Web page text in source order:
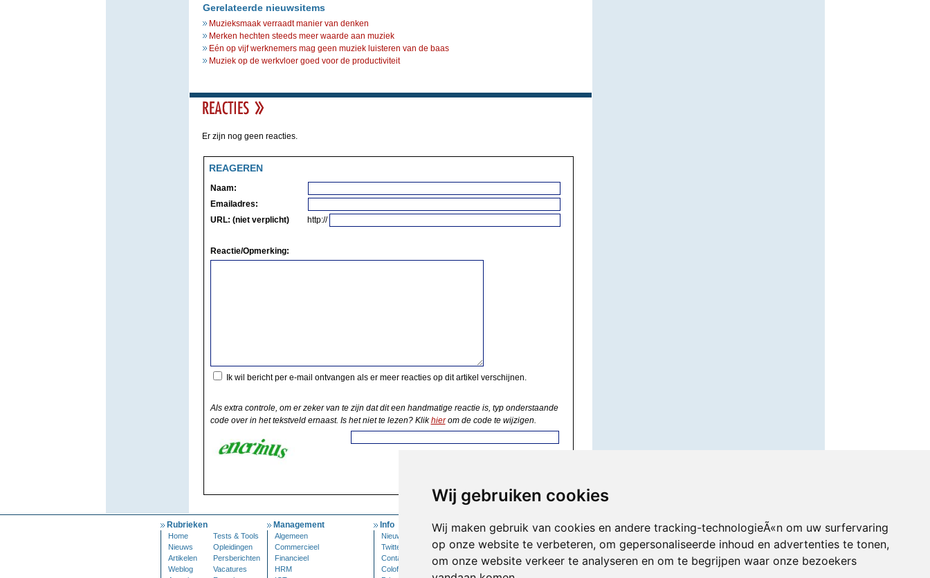
Wij gebruiken cookies
Wij maken gebruik van cookies en andere tracking-technologieÃ«n om uw surfervaring
op onze website te verbeteren, om gepersonaliseerde inhoud en advertenties te tonen,
om onze website verkeer te analyseren en om te begrijpen waar onze bezoekers
Gerelateerde nieuwsitems
Muzieksmaak verraadt manier van denken
Merken hechten steeds meer waarde aan muziek
Eén op vijf werknemers mag geen muziek luisteren van de baas
Muziek op de werkvloer goed voor de productiviteit
Er zijn nog geen reacties.
REAGEREN
Naam:
Emailadres:
URL: (niet verplicht)
http://
Reactie/Opmerking:
Ik wil bericht per e-mail ontvangen als er meer reacties op dit artikel verschijnen.
Als extra controle, om er zeker van te zijn dat dit een handmatige reactie is, typ onderstaande
code over in het tekstveld ernaast. Is het niet te lezen? Klikhierom de code te wijzigen.
Rubrieken
Home
Tests & Tools
Nieuws
Opleidingen
Artikelen
Persberichten
Weblog
Vacatures
Management
Algemeen
Commercieel
Financieel
HRM
Info
Nieuwsbrief
Twitter
Contact
Colofon
Mijn Account
Inloggen